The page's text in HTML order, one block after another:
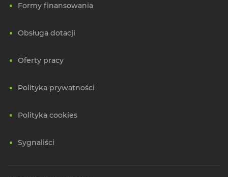
Formy finansowania
Obsługa dotacji
Oferty pracy
Polityka prywatności
Polityka cookies
Sygnaliści